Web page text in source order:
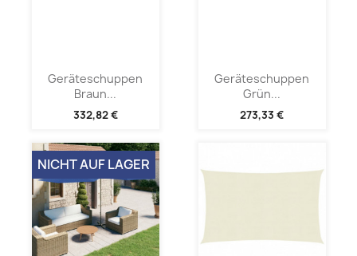
Geräteschuppen
Braun...
332,82 €
Geräteschuppen
Grün...
273,33 €
NICHT AUF LAGER